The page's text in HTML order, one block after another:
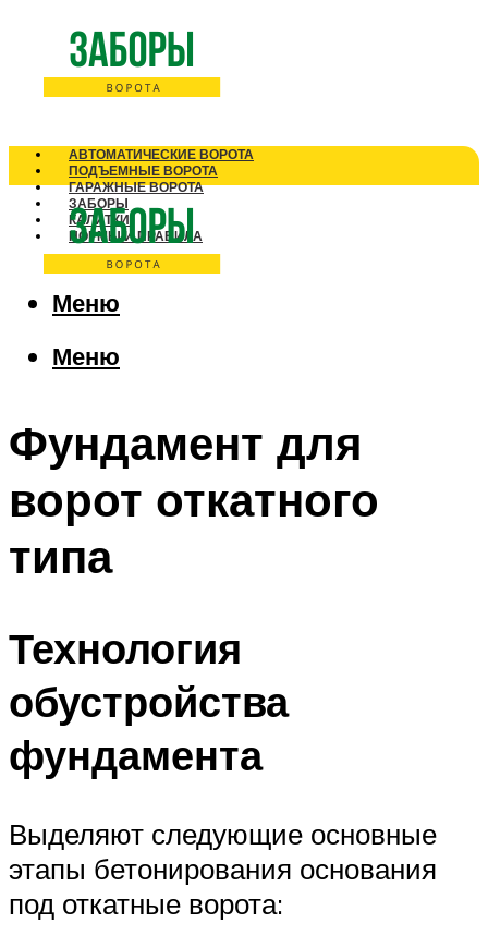
АВТОМАТИЧЕСКИЕ ВОРОТА
ПОДЪЕМНЫЕ ВОРОТА
ГАРАЖНЫЕ ВОРОТА
ЗАБОРЫ
КАЛИТКИ
НОРМЫ И ПРАВИЛА
Меню
Меню
Фундамент для
ворот откатного
типа
Технология
обустройства
фундамента
Выделяют следующие основные
этапы бетонирования основания
под откатные ворота: